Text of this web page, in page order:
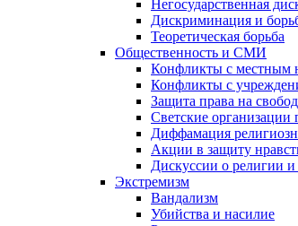
Негосударственная
Дискриминация и
Теоретическая борьба
Общественность и СМИ
Конфликты с местным
Конфликты с
Защита права на
Светские организации
Диффамация
Акции в защиту
Дискуссии о религии и
Экстремизм
Вандализм
Убийства и насилие